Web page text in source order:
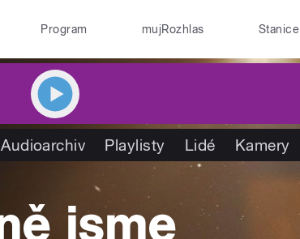
Program mujRozhlas Stanice
Audioarchiv Playlisty Lidé Kamery